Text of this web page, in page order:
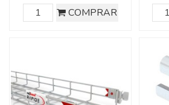
COMPRAR